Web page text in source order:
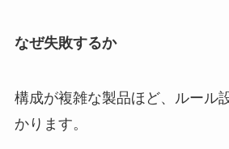
なぜ失敗するか
構成が複雑な製品ほど、ルール
かります。